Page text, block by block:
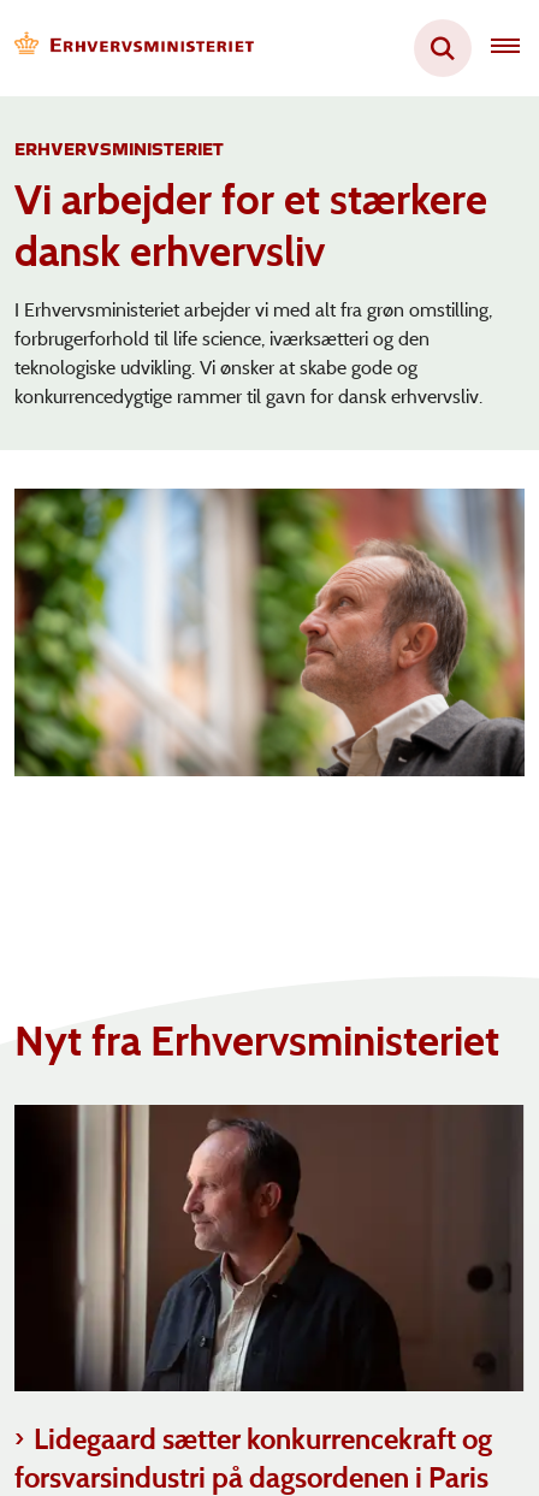
ERHVERVSMINISTERIET
Vi arbejder for et stærkere
dansk erhvervsliv
I Erhvervsministerietarbejder vi med alt fra grøn omstilling,
forbrugerforhold til life science, iværksætteri og den
teknologiske udvikling. Vi ønsker at skabe gode og
konkurrencedygtige rammer til gavn for dansk erhvervsliv.
Nyt fra Erhvervsministeriet
Lidegaard sætter konkurrencekraft og
forsvarsindustri på dagsordenen i Paris